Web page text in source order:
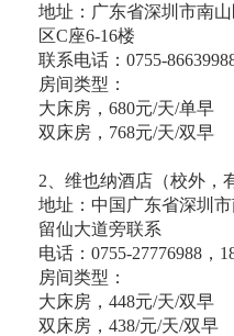
地址：广东省深圳市南
区C座6-16楼
联系电话：0755-
房间类型：
大床房，680元/天/单早
双床房，768元/天/双早
2、维也纳酒店（校外，
地址：中国广东省深圳
留仙大道旁联系
电话：0755-27776988，
房间类型：
大床房，448元/天/双早
双床房，438/元/天/双早